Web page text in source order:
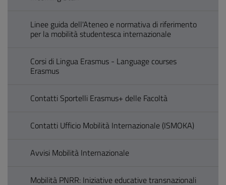
Linee guida dell'Ateneo e normativa di riferimento
per la mobilità studentesca internazionale
Corsi di Lingua Erasmus - Language courses
Erasmus
Contatti Sportelli Erasmus+ delle Facoltà
Contatti Ufficio Mobilità Internazionale (ISMOKA)
Avvisi Mobilità Internazionale
Mobilità PNRR: Iniziative educative transnazionali